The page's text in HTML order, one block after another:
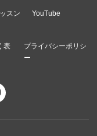
スン YouTube
表
プライバシーポリシ
ー